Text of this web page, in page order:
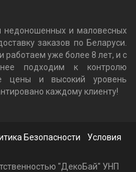
недоношенных и маловесных
заказов по Беларуси.
уже более 8 лет, и с
подходим к контролю
цены и высокий уровень
каждому клиенту!
Безопасности
Условия
"ДекоБай" УНП